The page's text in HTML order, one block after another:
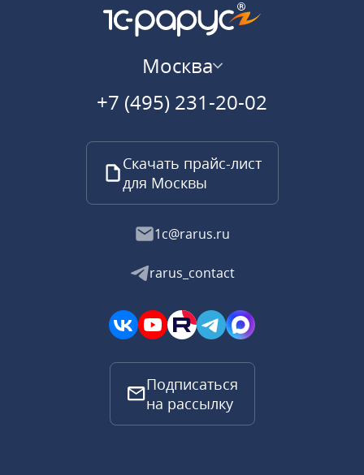
Москва
+7 (495) 231-20-02
Скачать прайс-лист
для Москвы
1c@rarus.ru
rarus_contact
Подписаться
на рассылку